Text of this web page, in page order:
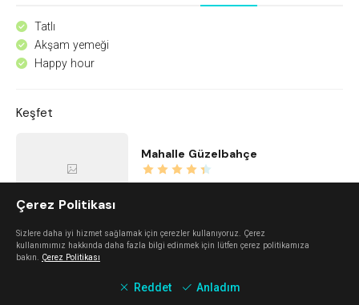
^ Tatlı
^ Akşam yemeği
^ Happy hour
Keşfet
Mahalle Güzelbahçe
İstinye Art
Çerez Politikası
Sizlere daha iyi hizmet sağlamak için çerezler kullanıyoruz. Çerez
kullanımımız hakkında daha fazla bilgi edinmek için lütfen çerez politikamıza
bakın. Çerez Politikası
Reddet Anladım